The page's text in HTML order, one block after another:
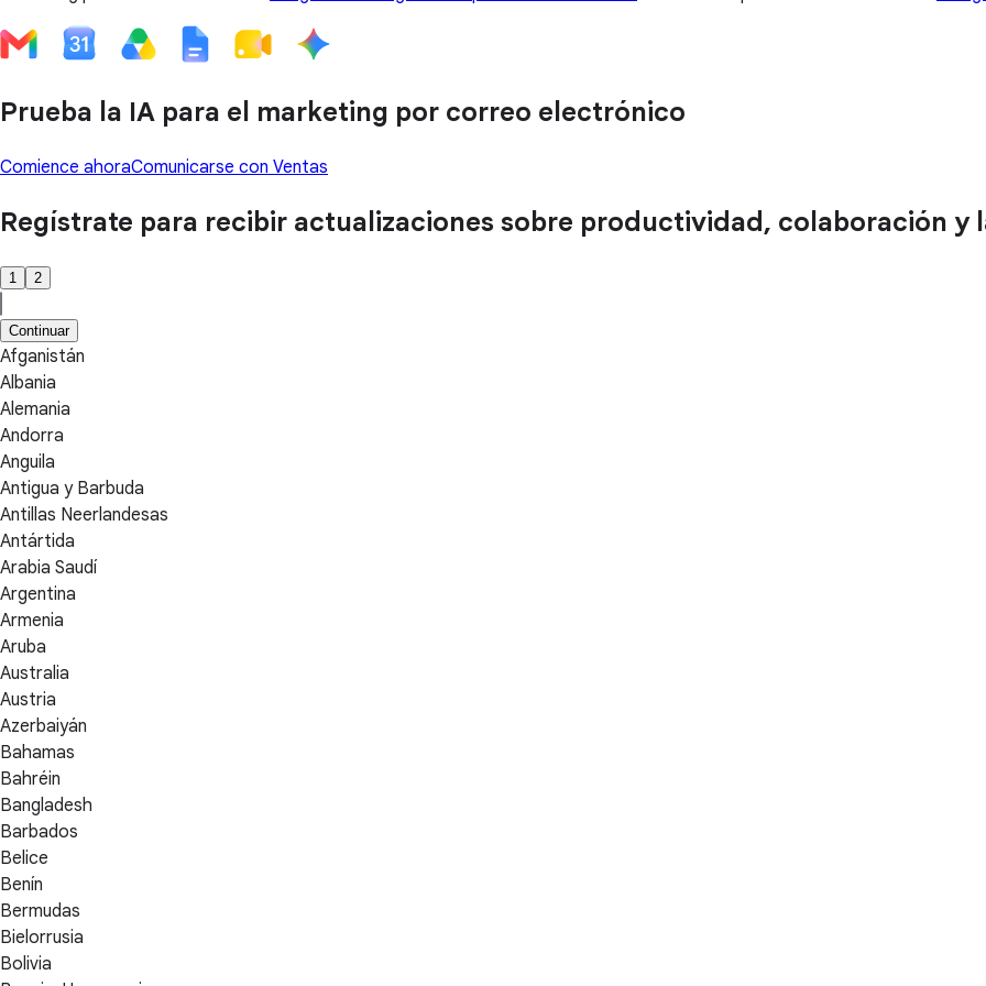
Prueba la IA para el marketing por correo electrónico
Comience ahoraComunicarse con Ventas
Regístrate para recibir actualizaciones sobre productividad, colaboración y
1 2
Continuar
Afganistán
Albania
Alemania
Andorra
Anguila
Antigua y Barbuda
Antillas Neerlandesas
Antártida
Arabia Saudí
Argentina
Armenia
Aruba
Australia
Austria
Azerbaiyán
Bahamas
Bahréin
Bangladesh
Barbados
Belice
Benín
Bermudas
Bielorrusia
Bolivia